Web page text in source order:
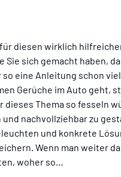
diesen wirklich
Sie sich gemacht haben,
so eine Anleitung schon
Gerüche im Auto geht,
dieses Thema so fesseln
nachvollziehbar zu
und konkrete
Wenn man weiter
woher so…